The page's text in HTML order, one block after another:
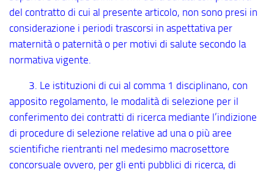
del contratto di cui al presente articolo, non sono presi in
considerazione i periodi trascorsi in aspettativa per
maternità o paternità o per motivi di salute secondo la
normativa vigente.
3. Le istituzioni di cui al comma 1 disciplinano, con
apposito regolamento, le modalità di selezione per il
conferimento dei contratti di ricerca mediante l’indizione
di procedure di selezione relative ad una o più aree
scientifiche rientranti nel medesimo macrosettore
concorsuale ovvero, per gli enti pubblici di ricerca, di